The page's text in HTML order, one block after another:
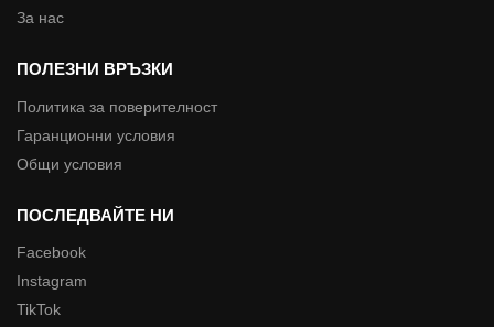
За нас
ПОЛЕЗНИ ВРЪЗКИ
Политика за поверителност
Гаранционни условия
Общи условия
ПОСЛЕДВАЙТЕ НИ
Facebook
Instagram
TikTok